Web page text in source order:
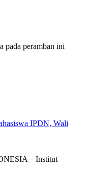
pada peramban ini
IPDN, Wali
– Institut